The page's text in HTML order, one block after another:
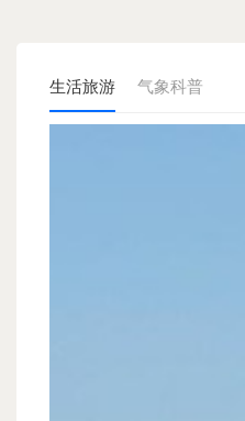
生活旅游 气象科普